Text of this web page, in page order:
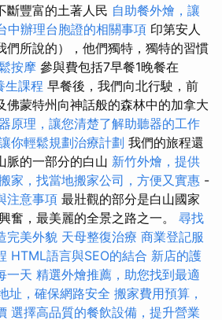
斷豐富的土著人民 自助餐外燴，讓
中辦理台胞證的相關事項 印第安人
們所說的），他們獨特，獨特的習慣
按摩 參與費包括7早餐1晚餐在
生課程 早餐後，我們向北行駛，前
佛蒙特州向神話般的森林中的加拿大
原理，讓您清楚了解助聽器的工作
你輕鬆規劃治療計劃 我們的旅程還
脈的一部分的白山 新竹外燴，提供
家，找當地搬家公司，方便又實惠 -
注意事項 最壯觀的部分是白山國家
奮，最美麗的全景之路之一。 尋找
完美外貌 天母整復治療 商業登記服
HTML語言與SEO的結合 新店的護
一天 精選外燴推薦，助您找到最適
址，確保網路安全 搬家費用預算，
選擇高品質的餐飲設備，提升營業